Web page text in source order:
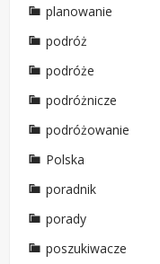
planowanie
podróż
podróże
podróżnicze
podróżowanie
Polska
poradnik
porady
poszukiwacze